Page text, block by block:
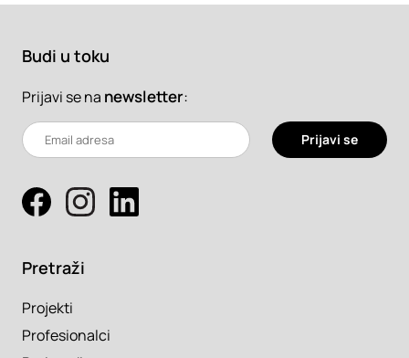
Budi u toku
Prijavi se na newsletter:
Prijavi se
Pretraži
Projekti
Profesionalci